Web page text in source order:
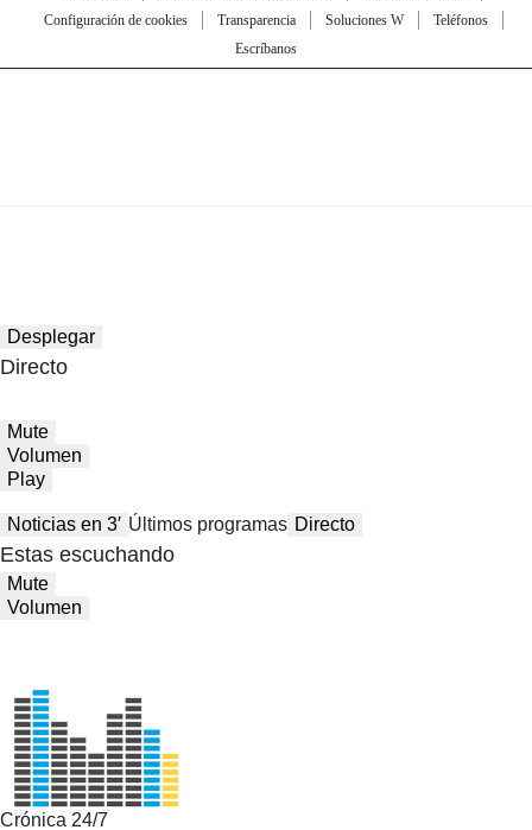
Configuración de cookies
Transparencia Soluciones W
Teléfonos
Escríbanos
Desplegar
Directo
Mute
Volumen
Play
Noticias en 3′ Últimos programas Directo
Estas escuchando
Mute
Volumen
Crónica 24/7